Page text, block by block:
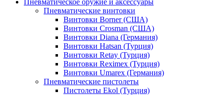
Пневматические винтовки
Винтовки Borner (США)
Винтовки Crosman (США)
Винтовки Diana (Германия)
Винтовки Hatsan (Турция)
Винтовки Retay (Турция)
Винтовки Reximex (Турция)
Винтовки Umarex (Германия)
Пневматические пистолеты
Пистолеты Ekol (Турция)